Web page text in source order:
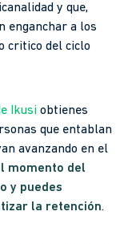
y que,
enganchar a los
critico del ciclo
Ikusi obtienes
que entablan
avanzando en el
momento del
y puedes
la retención.